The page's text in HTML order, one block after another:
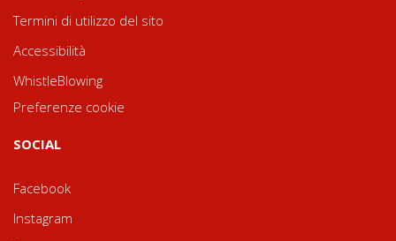
Termini di utilizzo del sito
Accessibilità
WhistleBlowing
Preferenze cookie
SOCIAL
Facebook
Instagram